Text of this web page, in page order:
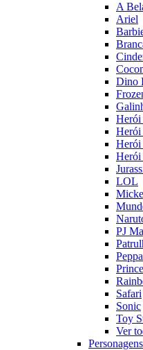
A
Ariel
Dino
Herói
Herói
Herói
LOL
PJ
Safari
Sonic
Toy
Ver